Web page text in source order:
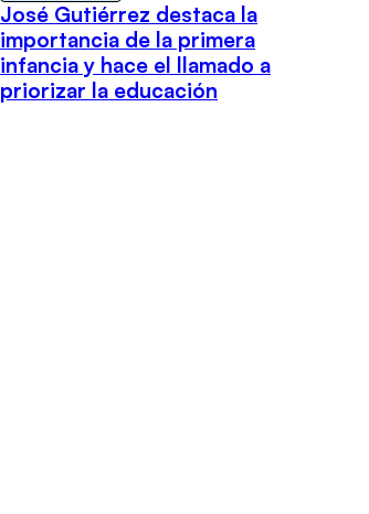
José Gutiérrez destaca la
importancia de la primera
infancia y hace el llamado a
priorizar la educación